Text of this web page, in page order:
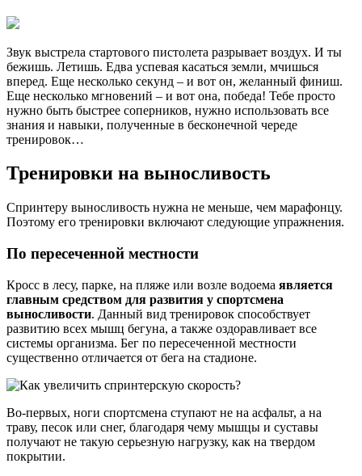
Звук выстрела стартового пистолета разрывает воздух. И ты
бежишь. Летишь. Едва успевая касаться земли, мчишься
вперед. Еще несколько секунд – и вот он, желанный финиш.
Еще несколько мгновений – и вот она, победа! Тебе просто
нужно быть быстрее соперников, нужно использовать все
знания и навыки, полученные в бесконечной череде
тренировок…
Тренировки на выносливость
Спринтеру выносливость нужна не меньше, чем марафонцу.
Поэтому его тренировки включают следующие упражнения.
По пересеченной местности
Кросс в лесу, парке, на пляже или возле водоема является
главным средством для развития у спортсмена
выносливости. Данный вид тренировок способствует
развитию всех мышц бегуна, а также оздоравливает все
системы организма. Бег по пересеченной местности
существенно отличается от бега на стадионе.
Во-первых, ноги спортсмена ступают не на асфальт, а на
траву, песок или снег, благодаря чему мышцы и суставы
получают не такую серьезную нагрузку, как на твердом
покрытии.